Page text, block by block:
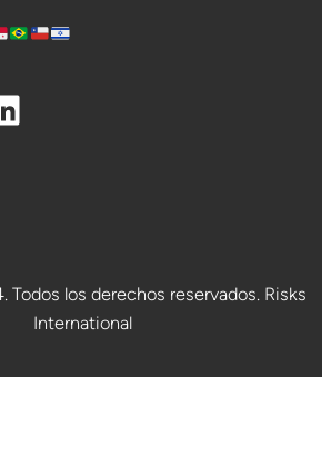
los derechos reservados. Risks
International